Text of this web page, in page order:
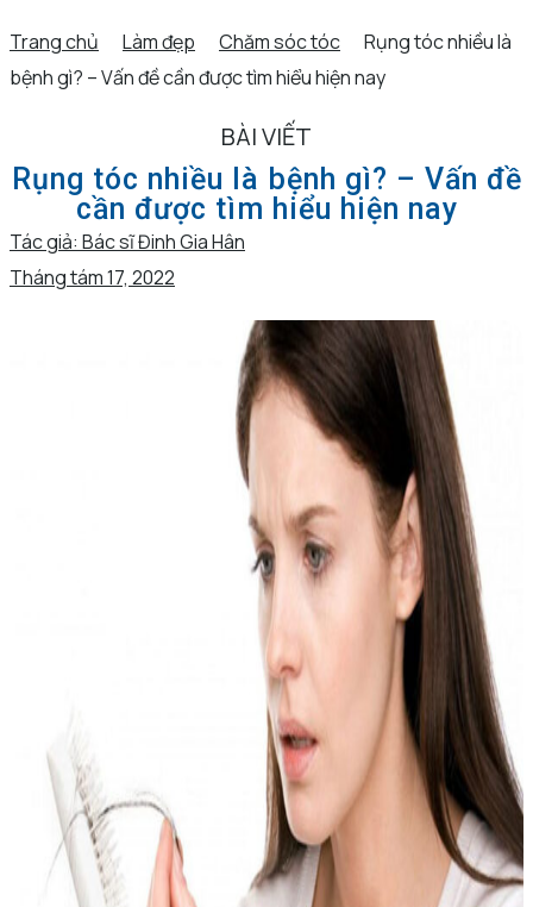
Trang chủ Làm đẹp Chăm sóc tóc
Rụng tóc nhiều là
bệnh gì? – Vấn đề cần được tìm hiểu hiện nay
BÀI VIẾT
Rụng tóc nhiều là bệnh gì? – Vấn đề
cần được tìm hiểu hiện nay
Tác giả: Bác sĩ Đinh Gia Hân
Tháng tám 17, 2022